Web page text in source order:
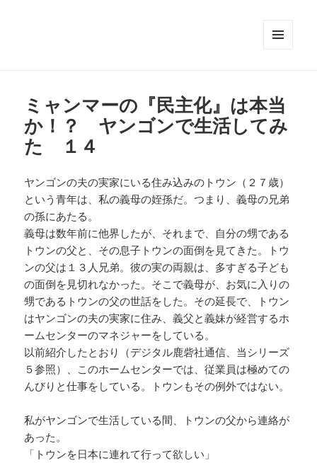
ット
ミャンマーの『民主化』は本当
か！？ ヤンゴンで生活してみ
た １４
ヤンゴンの夫の実家にいる住み込みのトウン（２７歳）
という青年は、私の義母の姪孫だ。つまり、義母の兄弟
の孫にあたる。
義母は数年前に他界したが、それまで、自分の甥である
トウンの父と、その息子トウンの面倒を見てきた。トウ
ンの父は１３人兄弟。彼の実の両親は、多すぎる子ども
の面倒を見切れなかった。そこで義母が、お気に入りの
甥であるトウンの父の世話をした。その延長で、トウン
はヤンゴンの夫の実家に住み、義父と義妹が経営するホ
ームセンターのマネジャーをしている。
以前紹介したとおり（デジタル鹿砦社通信、当シリーズ
５参照）、このホームセンターでは、従業員は極めての
んびりと仕事をしている。トウンもその例外ではない。
私がヤンゴンで生活している間、トウンの父から連絡が
あった。
「トウンを日本に連れて行って欲しい」